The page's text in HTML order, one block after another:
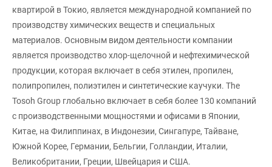
квартирой в Токио, является международной компанией по
производству химических веществ и специальных
материалов. Основным видом деятельности компании
является производство хлор-щелочной и нефтехимической
продукции, которая включает в себя этилен, пропилен,
полипропилен, полиэтилен и синтетические каучуки. The
Tosoh Group глобально включает в себя более 130 компаний
с производственными мощностями и офисами в Японии,
Китае, на Филиппинах, в Индонезии, Сингапуре, Тайване,
Южной Корее, Германии, Бельгии, Голландии, Италии,
Великобритании, Греции, Швейцария и США.